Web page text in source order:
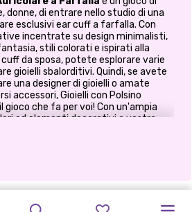
donne, di entrare nello studio di una
esclusivi ear cuff a farfalla. Con
incentrate su design minimalisti,
stili colorati e ispirati alla
da sposa, potete esplorare varie
gioielli sbalorditivi. Quindi, se avete
una designer di gioielli o amate
accessori, Gioielli con Polsino
gioco che fa per voi! Con un'ampia
ed elementi decorativi a vostra
il vostro stile. In Gioielli con
siete sfidate a creare quattro
ognuno con le sue
mondo del design degli ear
offre questo gioco. La prima unità del
CREATORE